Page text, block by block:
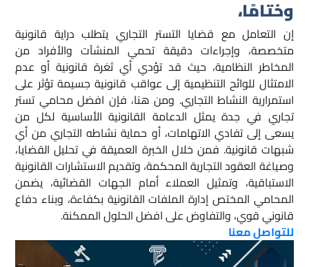
وختامًا،
إن التعامل مع قضايا التستر التجاري يتطلب دراية قانونية
متخصصة، وإجراءات دقيقة تحمي المنشآت والأفراد من
المخاطر النظامية، حيث قد تؤدي أي ثغرة قانونية أو عدم
الامتثال للوائح التنظيمية إلى عواقب قانونية جسيمة تؤثر على
استمرارية النشاط التجاري. ومن هنا، فإن افضل محامي تستر
تجاري في جدة يمثل الدعامة القانونية الأساسية لكل من
يسعى إلى تفادي الاتهامات، أو حماية نشاطه التجاري من أي
شبهات قانونية. فمن خلال الخبرة العميقة في تحليل القضايا،
وصياغة العقود التجارية المحكمة، وتقديم الاستشارات القانونية
الاستباقية، وتمثيل العملاء أمام الجهات القضائية، يضمن
المحامي المختص إدارة الملفات القانونية بكفاءة، وبناء دفاع
قانوني قوي، والتفاوض على افضل الحلول الممكنة.
للتواصل معنا